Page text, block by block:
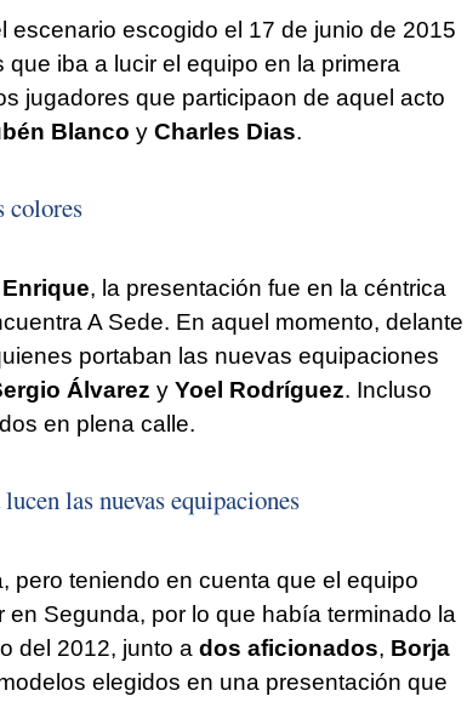
escenario escogido el 17 de junio de 2015
iba a lucir el equipo en la primera
jugadores que participaon de aquel acto
Blanco y Charles Dias.
colores
, la presentación fue en la céntrica
A Sede. En aquel momento, delante
portaban las nuevas equipaciones
Álvarez y Yoel Rodríguez. Incluso
en plena calle.
las nuevas equipaciones
pero teniendo en cuenta que el equipo
en Segunda, por lo que había terminado la
del 2012, junto a dos aficionados, Borja
elegidos en una presentación que